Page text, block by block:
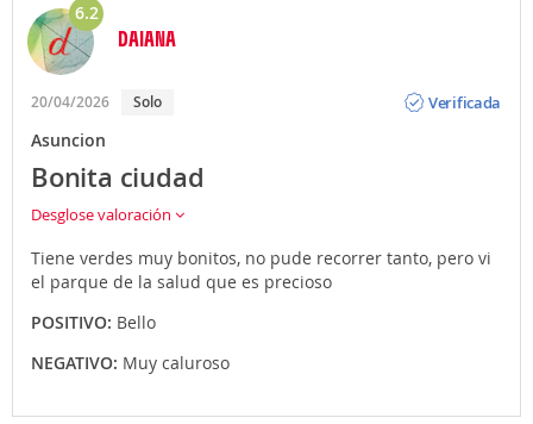
6.2
DAIANA
20/04/2026 Solo
Verificada
Asuncion
Bonita ciudad
Desglose valoración
Tiene verdes muy bonitos, no pude recorrer tanto, pero vi
el parque de la salud que es precioso
POSITIVO: Bello
NEGATIVO: Muy caluroso